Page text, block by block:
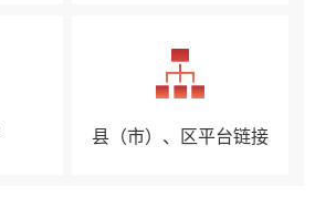
县（市）、区平台链接